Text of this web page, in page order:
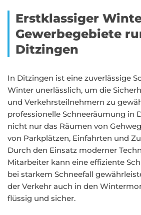
Erstklassiger
Gewerbegebiete
Ditzingen
In Ditzingen ist eine zuverlässige
Winter unerlässlich, um die
und Verkehrsteilnehmern zu
professionelle Schneeräumung in
nicht nur das Räumen von
von Parkplätzen, Einfahrten und
Durch den Einsatz moderner
Mitarbeiter kann eine effiziente
bei starkem Schneefall
der Verkehr auch in den
flüssig und sicher.